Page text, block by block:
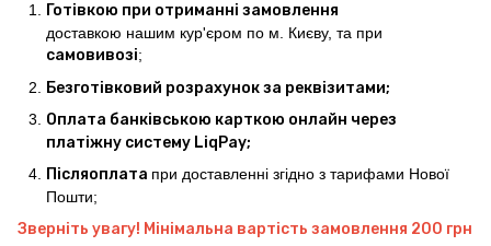
Готівкою при отриманні замовлення
доставкою нашим кур'єром по м. Києву, та при
самовивозі;
Безготівковий розрахунок за реквізитами;
Оплата банківською карткою онлайн через
платіжну систему LiqPay;
Післяоплата при доставленні згідно з тарифами Нової
Пошти;
Зверніть увагу! Мінімальна вартість замовлення 200 грн